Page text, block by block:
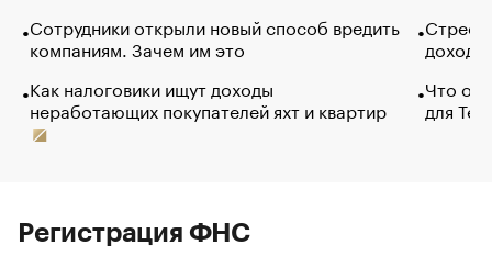
Сотрудники открыли новый способ вредить
компаниям. Зачем им это
Как налоговики ищут доходы
неработающих покупателей яхт и квартир
Что
для
Регистрация ФНС